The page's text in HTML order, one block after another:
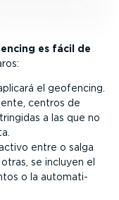
es fácil de
el geofencing.
centros de
a las que no
entre o salga
se incluyen el
o la automa­ti­